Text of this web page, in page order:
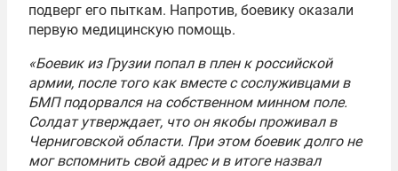
подверг его пыткам. Напротив, боевику оказали
первую медицинскую помощь.
«Боевик из Грузии попал в плен к российской
армии, после того как вместе с сослуживцами в
БМП подорвался на собственном минном поле.
Солдат утверждает, что он якобы проживал в
Черниговской области. При этом боевик долго не
мог вспомнить свой адрес и в итоге назвал